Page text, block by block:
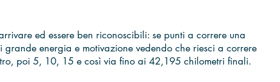
ed essere ben riconoscibili: se punti a correre una
grande energia e motivazione vedendo che riesci a correre
poi 5, 10, 15 e così via fino ai 42,195 chilometri finali.